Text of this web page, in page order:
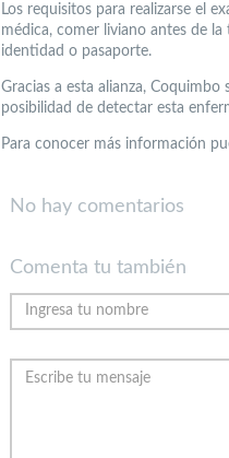
Los requisitos para realizarse el
médica, comer liviano antes de
identidad o pasaporte.
Gracias a esta alianza,
posibilidad de detectar esta
Para conocer más información
No hay comentarios
Comenta tu también